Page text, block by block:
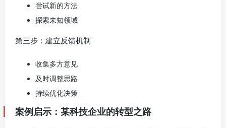
尝试新的方法
探索未知领域
第三步：建立反馈机制
收集多方意见
及时调整思路
持续优化决策
案例启示：某科技企业的转型之路